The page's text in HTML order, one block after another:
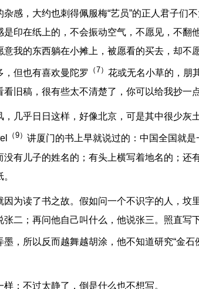
感，大约也刺得佩服梅“艺员”的正人君子们
是印在纸上的，不会振动空气，不愿见，不翻
意我的东西躺在小摊上，被愿看的买去，却不
，但也有喜欢曼陀罗 （7） 花或无名小草的，朋
看旧稿，很有些太不清楚了，你可以给我抄一
，几乎日日这样，好像北京，可是其中很少灰
（9） 讲厦门的书上早就说过的：中国全国就
有儿子的姓名的；有头上横写着地名的；还
因为读了书之故。假如问一个不识字的人，坟
张二；再问他自己叫什么，他说张三。照直写
，所以反而越舞越胡涂，他不知道研究“金石
；不过太静了，倒是什么也不想写。